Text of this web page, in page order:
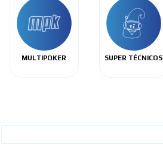
MULTIPOKER SUPER TÉCNICOS